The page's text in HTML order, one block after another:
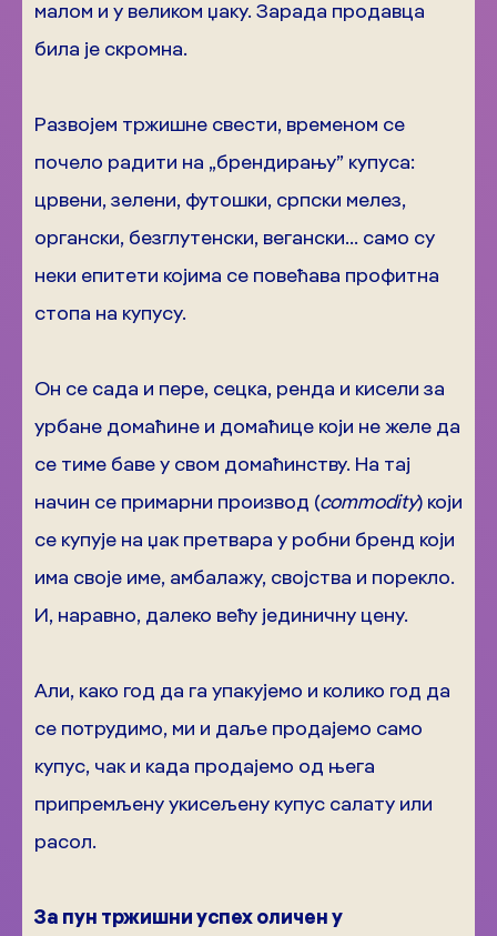
малом и у великом џаку. Зарада продавца
била је скромна.
Развојем тржишне свести, временом се
почело радити на „брендирању” купуса:
црвени, зелени, футошки, српски мелез,
органски, безглутенски, вегански… само су
неки епитети којима се повећава профитна
стопа на купусу.
Он се сада и пере, сецка, ренда и кисели за
урбане домаћине и домаћице који не желе да
се тиме баве у свом домаћинству. На тај
начин се примарни производ (commodity) који
се купује на џак претвара у робни бренд који
има своје име, амбалажу, својства и порекло.
И, наравно, далеко већу јединичну цену.
Али, како год да га упакујемо и колико год да
се потрудимо, ми и даље продајемо само
купус, чак и када продајемо од њега
припремљену укисељену купус салату или
расол.
За пун тржишни успех оличен у